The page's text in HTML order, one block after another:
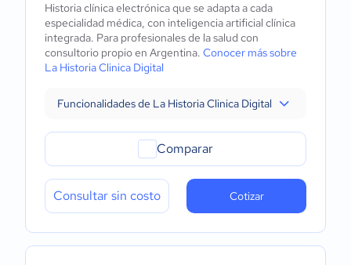
Historia clínica electrónica que se adapta a cada
especialidad médica, con inteligencia artificial clínica
integrada. Para profesionales de la salud con
consultorio propio en Argentina. Conocer más sobre
La Historia Clinica Digital
Funcionalidades de La Historia Clinica Digital
Comparar
Consultar sin costo Cotizar